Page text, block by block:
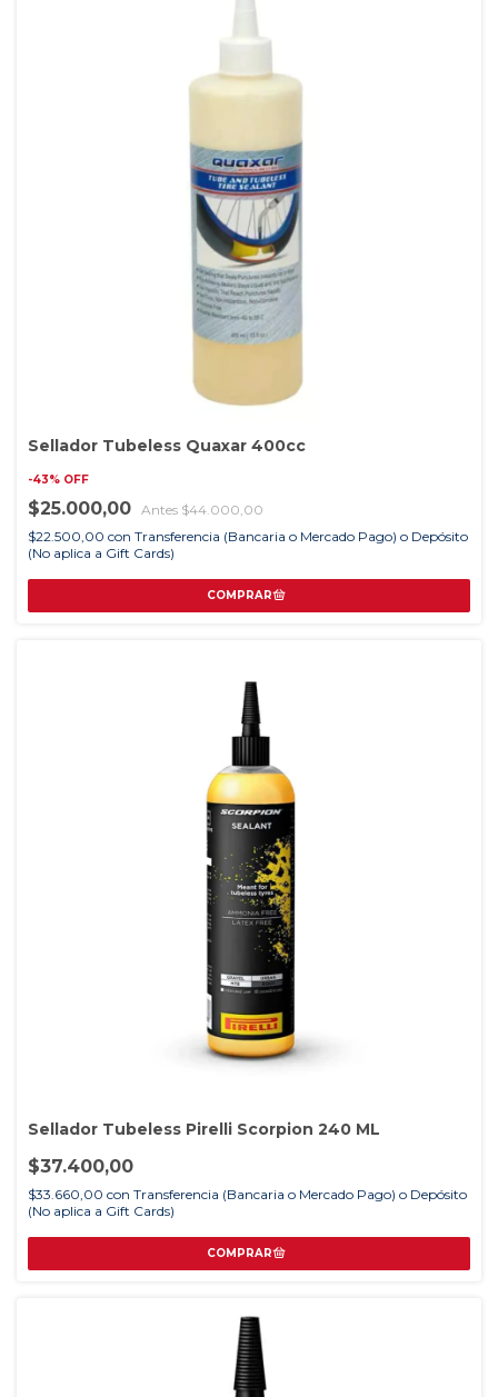
Sellador Tubeless Quaxar 400cc
-43% OFF
$25.000,00
$44.000,00
$22.500,00 con Transferencia (Bancaria o Mercado Pago) o Depósito
(No aplica a Gift Cards)
Sellador Tubeless Pirelli Scorpion 240 ML
$37.400,00
$33.660,00 con Transferencia (Bancaria o Mercado Pago) o Depósito
(No aplica a Gift Cards)